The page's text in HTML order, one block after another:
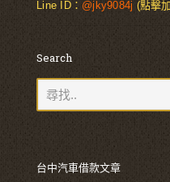
Line ID： @jky9084j (點擊
Search
台中汽車借款文章